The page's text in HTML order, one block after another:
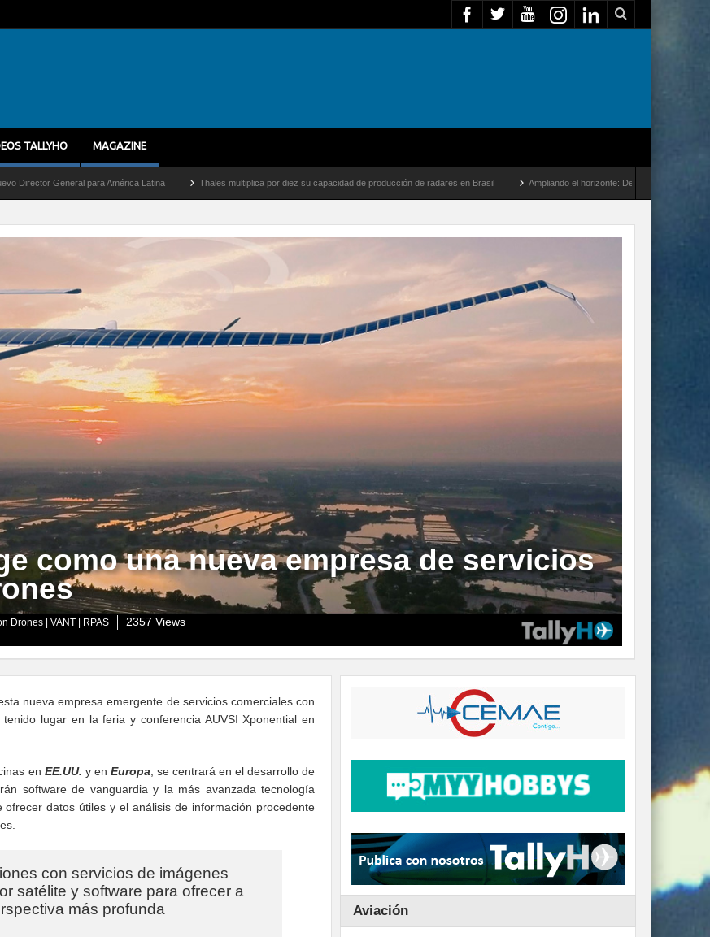
TALLYHO MAGAZINE
para América Latina Thales multiplica por diez su capacidad de producción de radares en Brasil Ampliando el horizonte: Dentro del vuelo de desarrollo más
como una nueva empresa de servicios
Drones | VANT | RPAS 2357 Views
nueva empresa emergente de servicios comerciales con
lugar en la feria y conferencia AUVSI Xponential en
en EE.UU. y en Europa, se centrará en el desarrollo de
software de vanguardia y la más avanzada tecnología
datos útiles y el análisis de información procedente
con servicios de imágenes
satélite y software para ofrecer a
más profunda
Aviación